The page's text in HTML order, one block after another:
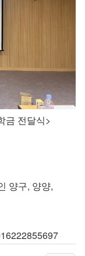
금 전달식>
양구, 양양,